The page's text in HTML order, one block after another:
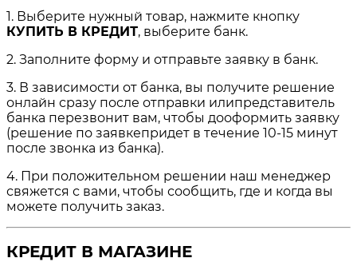
1. Выберите нужный товар, нажмите кнопку
КУПИТЬ В КРЕДИТ, выберите банк.
2. Заполните форму и отправьте заявку в банк.
3. В зависимости от банка, вы получите решение
онлайн сразу после отправки илипредставитель
банка перезвонит вам, чтобы дооформить заявку
(решение по заявкепридет в течение 10-15 минут
после звонка из банка).
4. При положительном решении наш менеджер
свяжется с вами, чтобы сообщить, где и когда вы
можете получить заказ.
КРЕДИТ В МАГАЗИНЕ